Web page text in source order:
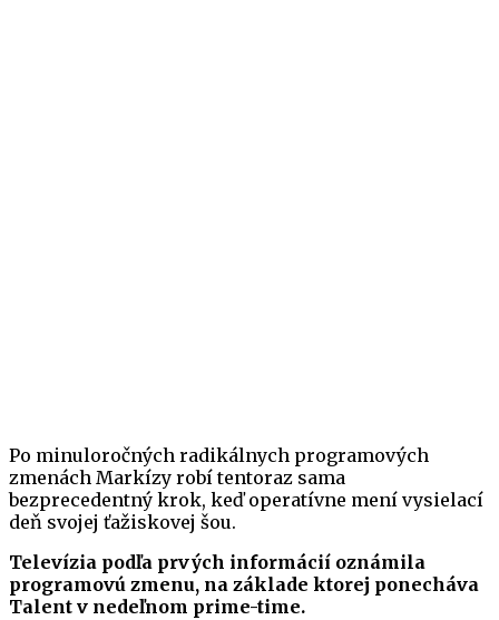
Po minuloročných radikálnych programových
zmenách Markízy robí tentoraz sama
bezprecedentný krok, keď operatívne mení vysielací
deň svojej ťažiskovej šou.
Televízia podľa prvých informácií oznámila
programovú zmenu, na základe ktorej ponecháva
Talent v nedeľnom prime-time.